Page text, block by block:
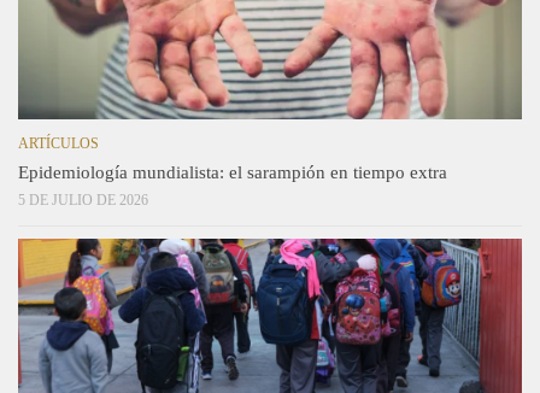
ARTÍCULOS
Epidemiología mundialista: el sarampión en tiempo extra
5 DE JULIO DE 2026